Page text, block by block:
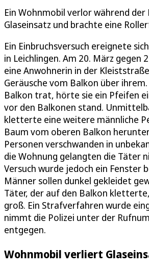
Ein Wohnmobil verlor während der
Glaseinsatz und brachte eine
Ein Einbruchsversuch ereignete
in Leichlingen. Am 20. März gegen
eine Anwohnerin in der
Geräusche vom Balkon über
Balkon trat, hörte sie ein Pfeifen
vor den Balkonen stand.
kletterte eine weitere männliche
Baum vom oberen Balkon
Personen verschwanden in
die Wohnung gelangten die Täter
Versuch wurde jedoch ein Fenster
Männer sollen dunkel gekleidet
Täter, der auf den Balkon
groß. Ein Strafverfahren wurde
nimmt die Polizei unter der
entgegen.
Wohnmobil verliert